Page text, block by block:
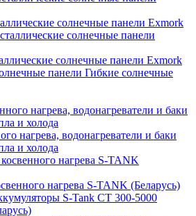
солнечные панели Exmork
солнечные панели Exmork
Гибкие солнечные
нагрева, водонагреватели и баки
и холода
нагрева S-TANK (Беларусь)